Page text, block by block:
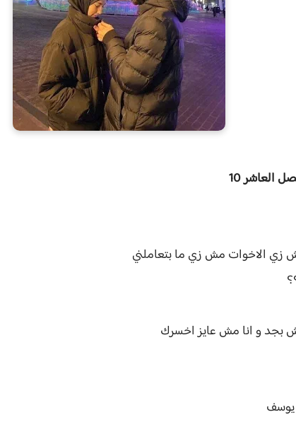
العاشر 10
زي الاخوات مش زي ما بتعاملني
بجد و انا مش عايز اخسرك
يوسف